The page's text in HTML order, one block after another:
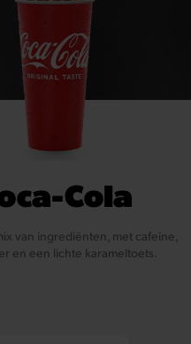
Cola
van ingrediënten, met cafeïne,
en een lichte karameltoets.